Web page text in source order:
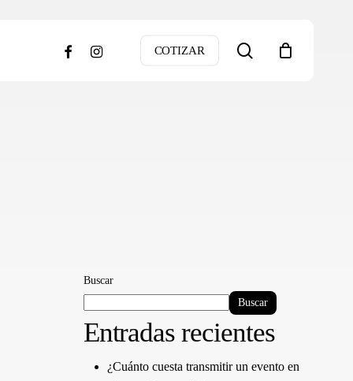
COTIZAR search
facebookinstagram
Buscar
Buscar
Entradas recientes
¿Cuánto cuesta transmitir un evento en